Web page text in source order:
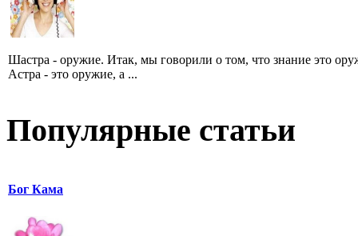
Шастра - оружие. Итак, мы говорили о том, что знание это
Астра - это оружие, а ...
Популярные статьи
Бог Кама